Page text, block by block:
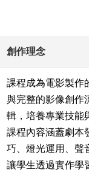
創作理念
課程成為電影製作的
與完整的影像創作流
輯，培養專業技能與
課程內容涵蓋劇本發
巧、燈光運用、聲音
讓學生透過實作學習